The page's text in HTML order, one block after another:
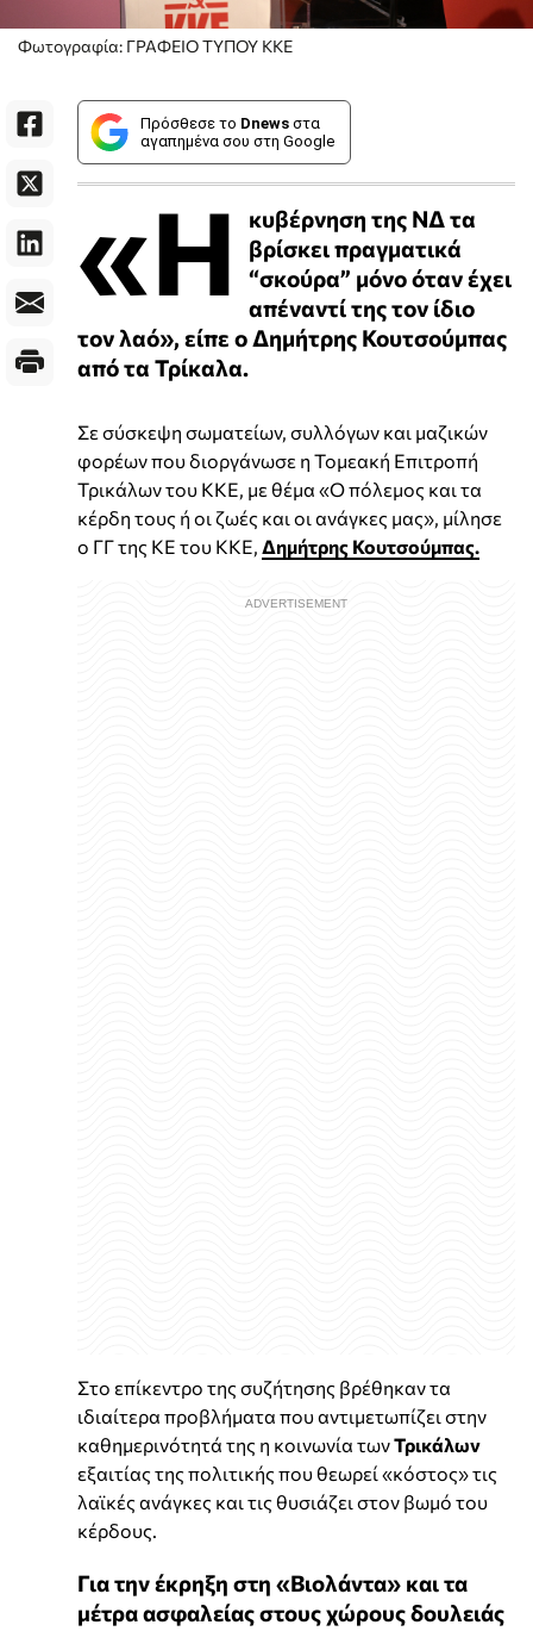
Φωτογραφία: ΓΡΑΦΕΊΟ ΤΥΠΟΥ ΚΚΕ
Πρόσθεσε το Dnews στα
αγαπημένα σου στη Google
«Η
κυβέρνηση της ΝΔ τα
βρίσκει πραγματικά
“σκούρα” μόνο όταν έχει
απέναντί της τον ίδιο
τον λαό», είπε ο Δημήτρης Κουτσούμπας
από τα Τρίκαλα.
Σε σύσκεψη σωματείων, συλλόγων και μαζικών
φορέων που διοργάνωσε η Τομεακή Επιτροπή
Τρικάλων του ΚΚΕ, με θέμα «Ο πόλεμος και τα
κέρδη τους ή οι ζωές και οι ανάγκες μας», μίλησε
ο ΓΓ της ΚΕ του ΚΚΕ, Δημήτρης Κουτσούμπας.
Στο επίκεντρο της συζήτησης βρέθηκαν τα
ιδιαίτερα προβλήματα που αντιμετωπίζει στην
καθημερινότητά της η κοινωνία τωνΤρικάλων
εξαιτίας της πολιτικής που θεωρεί «κόστος» τις
λαϊκές ανάγκες και τις θυσιάζει στον βωμό του
κέρδους.
Για την έκρηξη στη «Βιολάντα» και τα
μέτρα ασφαλείας στους χώρους δουλειάς